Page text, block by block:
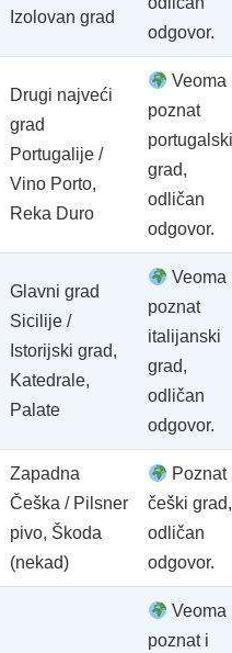
Izolovan grad
odgovor.
Drugi najveći
grad
Portugalije /
Vino Porto,
Reka Duro
Veoma
poznat
portugalski
grad,
odličan
odgovor.
Glavni grad
Sicilije /
Istorijski grad,
Katedrale,
Palate
Veoma
poznat
italijanski
grad,
odličan
odgovor.
Zapadna
Češka / Pilsner
pivo, Škoda
(nekad)
Poznat
češki grad,
odličan
odgovor.
Veoma
poznat i